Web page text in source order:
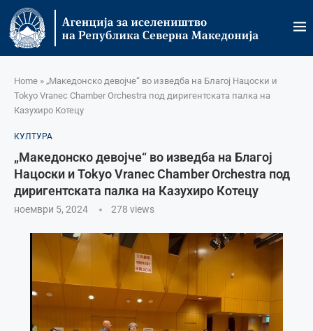
Home » „Македонско девојче“ во изведба на Благој Нацоски и
Tokyo Vranec Chamber Orchestra под диригентската палка на
Казухиро Котецу
КУЛТУРА
„Македонско девојче“ во изведба на Благој
Нацоски и Tokyo Vranec Chamber Orchestra под
диригентската палка на Казухиро Котецу
ноември 5, 2024 278 views